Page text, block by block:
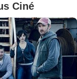
Ciné